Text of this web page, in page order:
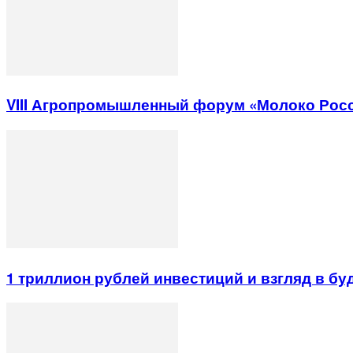
VIII Агропромышленный форум «Молоко
1 триллион рублей инвестиций и взгляд в